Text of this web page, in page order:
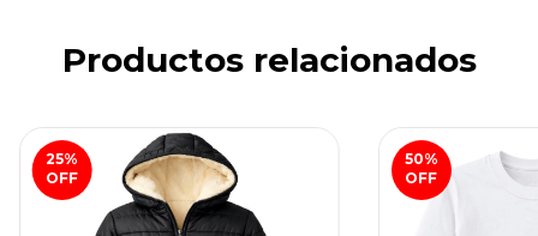
Productos relacionados
25%
OFF
50%
OFF